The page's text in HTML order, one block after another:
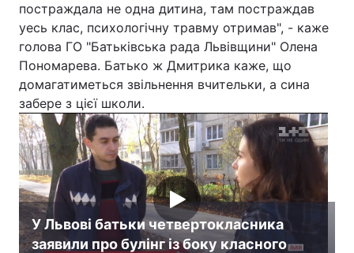
постраждала не одна дитина, там постраждав
уесь клас, психологічну травму отримав", - каже
голова ГО "Батьківська рада Львівщини" Олена
Пономарева. Батько ж Дмитрика каже, що
домагатиметься звільнення вчительки, а сина
забере з цієї школи.
У Львові батьки четвертокласника
заявили про булінг із боку класного